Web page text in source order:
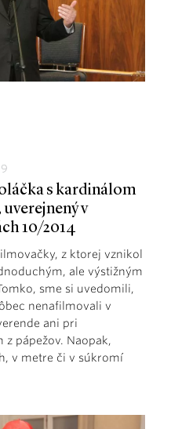
s kardinálom
v
10/2014
z ktorej vznikol
ale výstižným
sme si uvedomili,
nenafilmovali v
ani pri
pápežov. Naopak,
v metre či v súkromí